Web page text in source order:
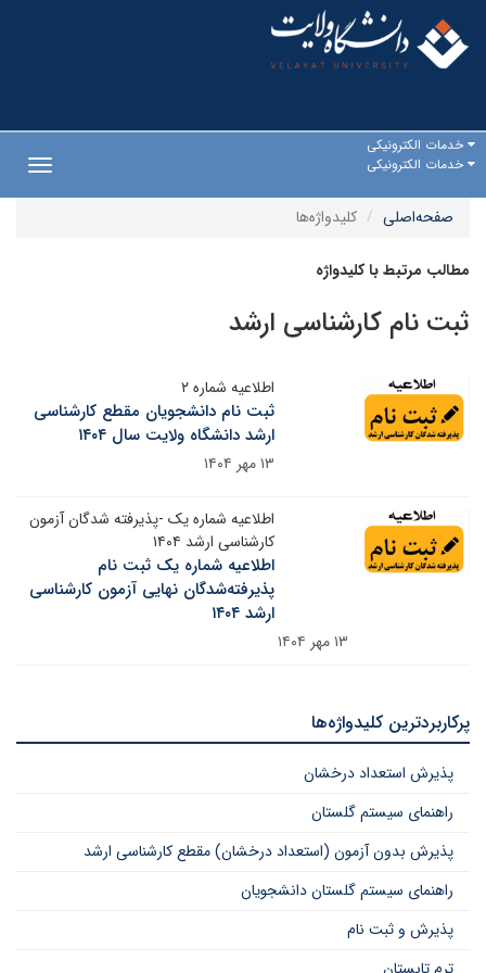
خدمات الکترونیکی
خدمات الکترونیکی
صفحه‌اصلی
کلیدواژه‌ها
مطالب مرتبط با کلیدواژه
ثبت نام کارشناسی ارشد
اطلاعیه شماره ۲
ثبت نام دانشجویان مقطع کارشناسی
ارشد دانشگاه ولایت سال ۱۴۰۴
۱۳ مهر ۱۴۰۴
اطلاعیه شماره یک -پذیرفته شدگان آزمون
کارشناسی ارشد ۱۴۰۴
اطلاعیه شماره یک ثبت نام
پذیرفته‌شدگان نهایی آزمون کارشناسی
ارشد ۱۴۰۴
۱۳ مهر ۱۴۰۴
پرکاربردترین کلیدواژه‌ها
پذیرش استعداد درخشان
راهنمای سیستم گلستان
پذیرش بدون آزمون (استعداد درخشان) مقطع کارشناسی ارشد
راهنمای سیستم گلستان دانشجویان
پذیرش و ثبت نام
ترم تابستان